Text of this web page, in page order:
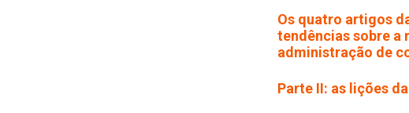
Os quatro artigos
tendências sobre a
administração de
Parte II: as lições